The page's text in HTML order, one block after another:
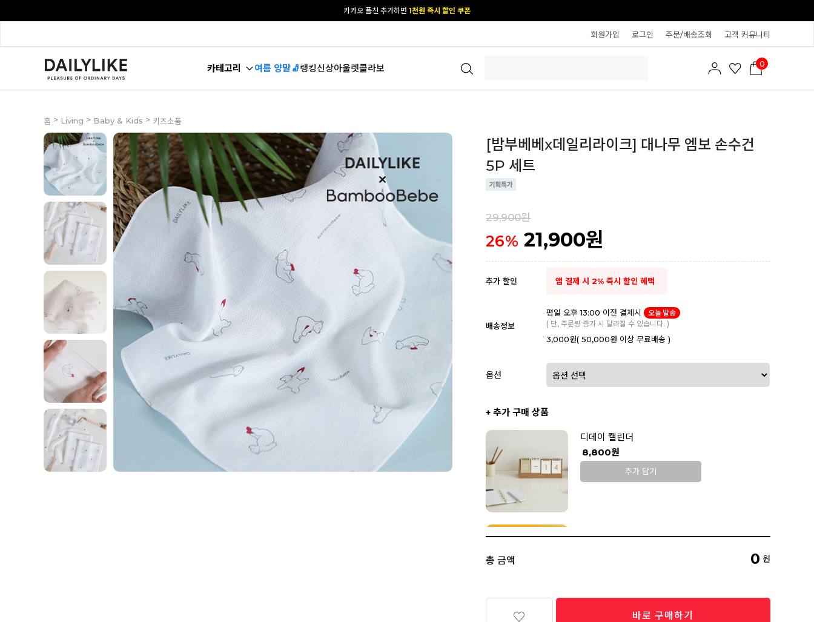
카카오 플친 추가하면 1천원 즉시 할인 쿠폰
회원가입 로그인 주문/배송조회 고객 커뮤니티
카테고리 여름 양말🧦랭킹신상아울렛콜라보 0
홈 > Living > Baby & Kids > 키즈소품
[밤부베베x데일리라이크] 대나무 엠보 손수건
5P 세트
29,900원
26% 21,900원
추가 할인 앱 결제 시 2% 즉시 할인 혜택
배송정보
평일 오후 13:00 이전 결제시
오늘 발송
( 단, 주문량 증가 시 달라질 수 있습니다. )
3,000원( 50,000원 이상 무료배송 )
옵션
+ 추가 구매 상품
디데이 캘린더
8,800원
추가 담기
총 금액 0 원
바로 구매하기